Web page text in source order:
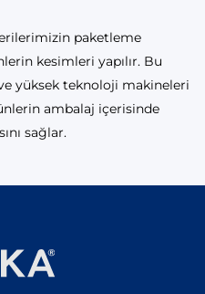
paketleme
kesimleri yapılır. Bu
yüksek teknoloji makineleri
ambalaj içerisinde
sağlar.